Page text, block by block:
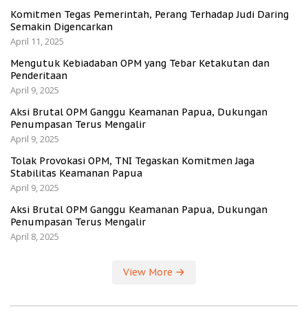
Komitmen Tegas Pemerintah, Perang Terhadap Judi Daring
Semakin Digencarkan
April 11, 2025
Mengutuk Kebiadaban OPM yang Tebar Ketakutan dan
Penderitaan
April 9, 2025
Aksi Brutal OPM Ganggu Keamanan Papua, Dukungan
Penumpasan Terus Mengalir
April 9, 2025
Tolak Provokasi OPM, TNI Tegaskan Komitmen Jaga
Stabilitas Keamanan Papua
April 9, 2025
Aksi Brutal OPM Ganggu Keamanan Papua, Dukungan
Penumpasan Terus Mengalir
April 8, 2025
View More